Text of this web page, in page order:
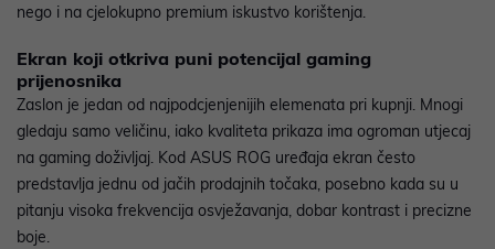
nego i na cjelokupno premium iskustvo korištenja.
Ekran koji otkriva puni potencijal gaming
prijenosnika
Zaslon je jedan od najpodcjenjenijih elemenata pri kupnji. Mnogi
gledaju samo veličinu, iako kvaliteta prikaza ima ogroman utjecaj
na gaming doživljaj. Kod ASUS ROG uređaja ekran često
predstavlja jednu od jačih prodajnih točaka, posebno kada su u
pitanju visoka frekvencija osvježavanja, dobar kontrast i precizne
boje.